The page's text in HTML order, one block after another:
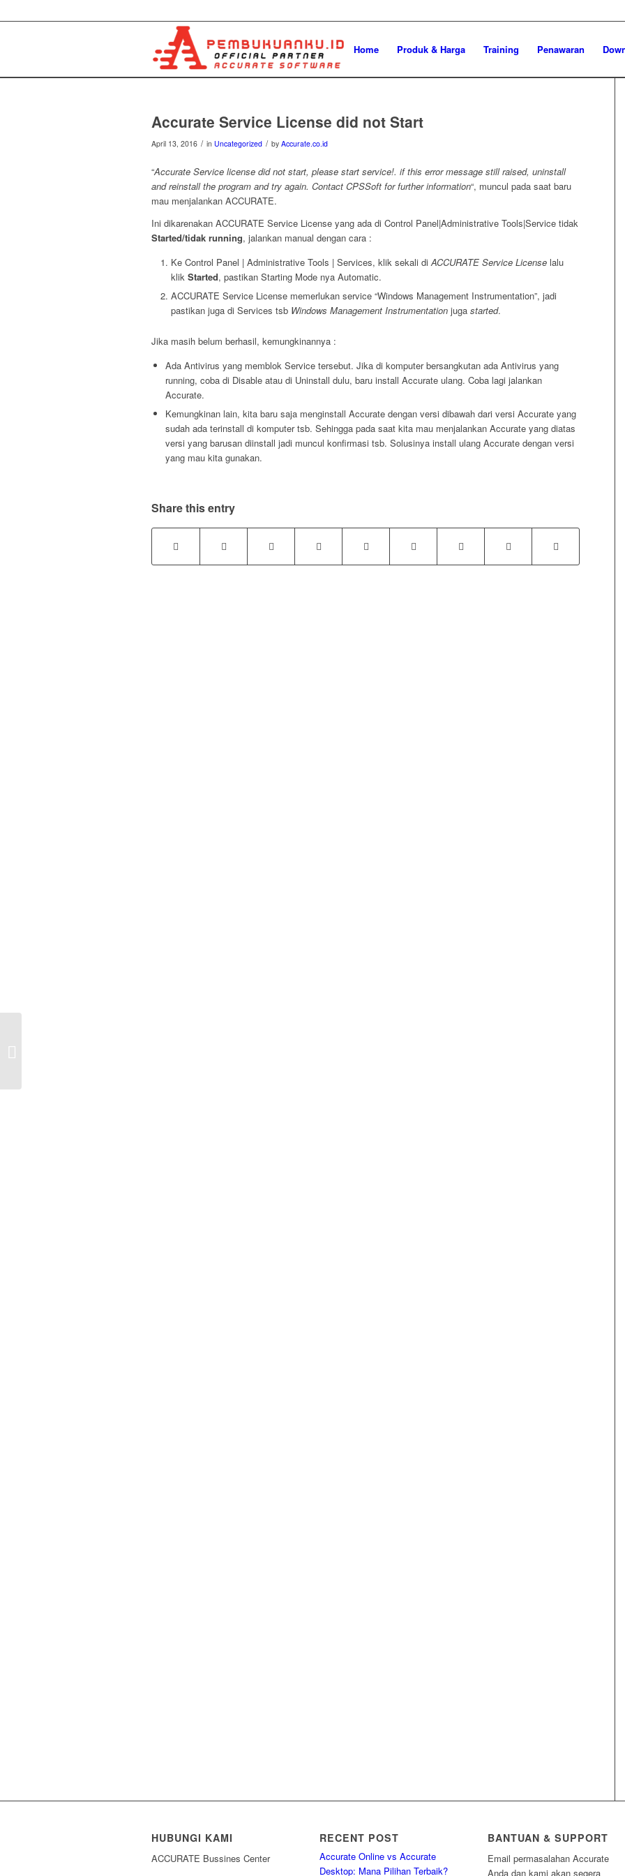
Home Produk & Harga Training Penawaran
Accurate Service License did not Start
April 13, 2016 / in Uncategorized / by Accurate.co.id
“Accurate Service license did not start, please start service!. if this error message still raised, uninstall
and reinstall the program and try again. Contact CPSSoft for further information“, muncul pada saat baru
mau menjalankan ACCURATE.
Ini dikarenakan ACCURATE Service License yang ada di Control Panel|Administrative Tools|Service tidak
Started/tidak running, jalankan manual dengan cara :
Ke Control Panel | Administrative Tools | Services, klik sekali diACCURATE Service License lalu
klik Started, pastikan Starting Mode nya Automatic.
ACCURATE Service License memerlukan service “Windows Management Instrumentation”, jadi
pastikan juga di Services tsb Windows Management Instrumentation juga started.
Jika masih belum berhasil, kemungkinannya :
Ada Antivirus yang memblok Service tersebut. Jika di komputer bersangkutan ada Antivirus yang
running, coba di Disable atau di Uninstall dulu, baru install Accurate ulang. Coba lagi jalankan
Accurate.
Kemungkinan lain, kita baru saja menginstall Accurate dengan versi dibawah dari versi Accurate yang
sudah ada terinstall di komputer tsb. Sehingga pada saat kita mau menjalankan Accurate yang diatas
versi yang barusan diinstall jadi muncul konfirmasi tsb. Solusinya install ulang Accurate dengan versi
yang mau kita gunakan.
Share this entry
HUBUNGI KAMI
ACCURATE Bussines Center
RECENT POST
Accurate Online vs Accurate
Desktop: Mana Pilihan Terbaik?
BANTUAN & SUPPORT
Email permasalahan Accurate
Anda dan kami akan segera